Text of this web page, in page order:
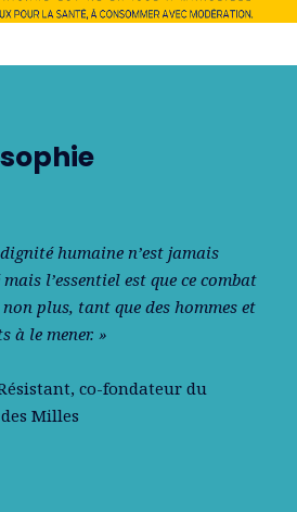
humaine n’est jamais
l’essentiel est que ce combat
plus, tant que des hommes et
à le mener. »
co-fondateur du
Milles